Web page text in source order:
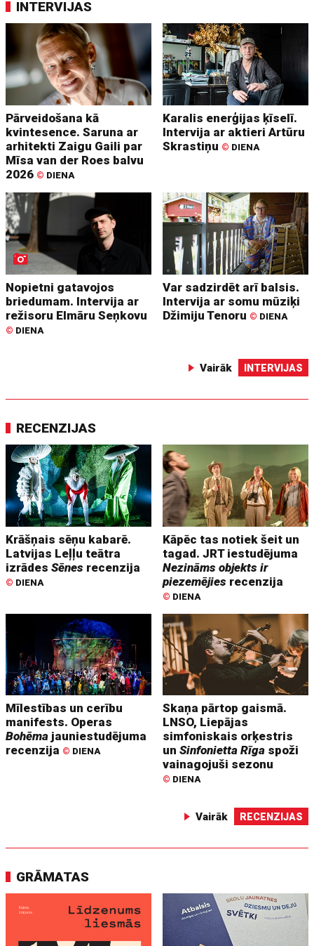
INTERVIJAS
Pārveidošana kā
kvintesence. Saruna ar
arhitekti Zaigu Gaili par
Mīsa van der Roes balvu
2026 © DIENA
Karalis enerģijas ķīselī.
Intervija ar aktieri Artūru
Skrastiņu © DIENA
Nopietni gatavojos
briedumam. Intervija ar
režisoru Elmāru Seņkovu
© DIENA
Var sadzirdēt arī balsis.
Intervija ar somu mūziķi
Džimiju Tenoru © DIENA
Vairāk INTERVIJAS
RECENZIJAS
Krāšņais sēņu kabarē.
Latvijas Leļļu teātra
izrādesSēnes recenzija
© DIENA
Kāpēc tas notiek šeit un
tagad. JRT iestudējuma
Nezināms objekts ir
piezemējies recenzija
© DIENA
Mīlestības un cerību
manifests. Operas
Bohēma jauniestudējuma
recenzija © DIENA
Skaņa pārtop gaismā.
LNSO, Liepājas
simfoniskais orķestris
unSinfonietta Rīga spoži
vainagojuši sezonu
© DIENA
Vairāk RECENZIJAS
GRĀMATAS